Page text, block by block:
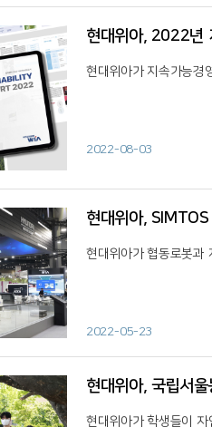
현대위아, 2022년
현대위아가 지속가능경
2022-08-03
현대위아,
현대위아가 협동로봇과
2022-05-23
현대위아, 국립서
현대위아가 학생들이